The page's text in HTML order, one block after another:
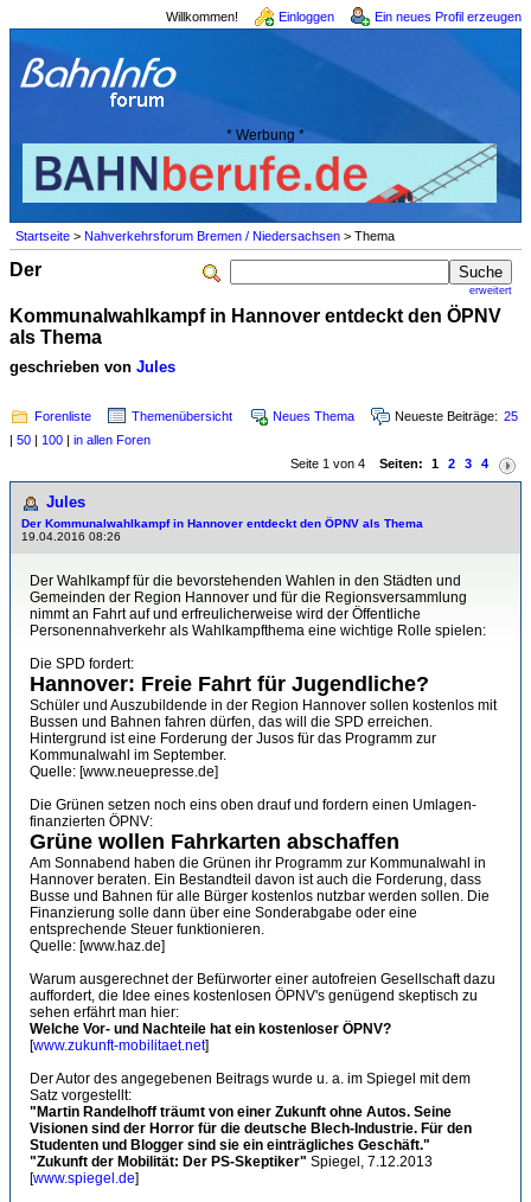
Willkommen! Einloggen Ein neues Profil erzeugen
* Werbung *
Startseite > Nahverkehrsforum Bremen / Niedersachsen > Thema
erweitert
Der
Kommunalwahlkampf in Hannover entdeckt den ÖPNV
als Thema
geschrieben von Jules
Forenliste Themenübersicht Neues Thema Neueste Beiträge: 25
| 50 | 100 | in allen Foren
Seite 1 von 4 Seiten: 1 2 3 4
Jules
Der Kommunalwahlkampf in Hannover entdeckt den ÖPNV als Thema
19.04.2016 08:26
Der Wahlkampf für die bevorstehenden Wahlen in den Städten und
Gemeinden der Region Hannover und für die Regionsversammlung
nimmt an Fahrt auf und erfreulicherweise wird der Öffentliche
Personennahverkehr als Wahlkampfthema eine wichtige Rolle spielen:
Die SPD fordert:
Hannover: Freie Fahrt für Jugendliche?
Schüler und Auszubildende in der Region Hannover sollen kostenlos mit
Bussen und Bahnen fahren dürfen, das will die SPD erreichen.
Hintergrund ist eine Forderung der Jusos für das Programm zur
Kommunalwahl im September.
Quelle: [www.neuepresse.de]
Die Grünen setzen noch eins oben drauf und fordern einen Umlagen-
finanzierten ÖPNV:
Grüne wollen Fahrkarten abschaffen
Am Sonnabend haben die Grünen ihr Programm zur Kommunalwahl in
Hannover beraten. Ein Bestandteil davon ist auch die Forderung, dass
Busse und Bahnen für alle Bürger kostenlos nutzbar werden sollen. Die
Finanzierung solle dann über eine Sonderabgabe oder eine
entsprechende Steuer funktionieren.
Quelle: [www.haz.de]
Warum ausgerechnet der Befürworter einer autofreien Gesellschaft dazu
auffordert, die Idee eines kostenlosen ÖPNV's genügend skeptisch zu
sehen erfährt man hier:
Welche Vor- und Nachteile hat ein kostenloser ÖPNV?
[www.zukunft-mobilitaet.net]
Der Autor des angegebenen Beitrags wurde u. a. im Spiegel mit dem
Satz vorgestellt:
"Martin Randelhoff träumt von einer Zukunft ohne Autos. Seine
Visionen sind der Horror für die deutsche Blech-Industrie. Für den
Studenten und Blogger sind sie ein einträgliches Geschäft."
"Zukunft der Mobilität: Der PS-Skeptiker" Spiegel, 7.12.2013
[www.spiegel.de]